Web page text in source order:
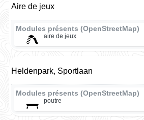
Aire de jeux
Modules présents (OpenStreetMap)
aire de jeux
Heldenpark, Sportlaan
Modules présents (OpenStreetMap)
poutre